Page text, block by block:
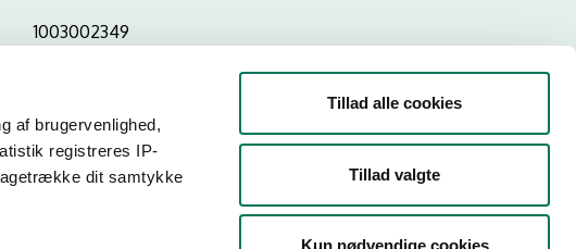
af brugervenlighed,
registreres IP-
dit samtykke
Tillad alle cookies
Tillad valgte
Kun nødvendige cookies
1003002349
P-nr